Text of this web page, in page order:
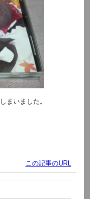
まいました。
この記事のURL